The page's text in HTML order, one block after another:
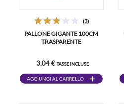
(3)
PALLONE GIGANTE 100CM
TRASPARENTE
3,04 € TASSE INCLUSE
AGGIUNGI AL CARRELLO